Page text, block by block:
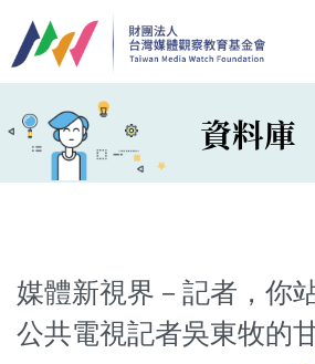
資料庫
媒體新視界－記者，你
公共電視記者吳東牧的